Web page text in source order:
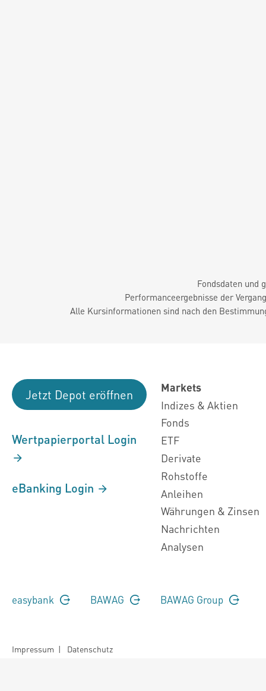
Fondsdaten und
Performanceergebnisse der
Alle Kursinformationen sind nach den
Jetzt Depot eröffnen
Wertpapierportal Login
eBanking Login
Markets
Indizes & Aktien
Fonds
ETF
Derivate
Rohstoffe
Anleihen
Währungen & Zinsen
Nachrichten
Analysen
easybank BAWAG BAWAG Group
Impressum | Datenschutz